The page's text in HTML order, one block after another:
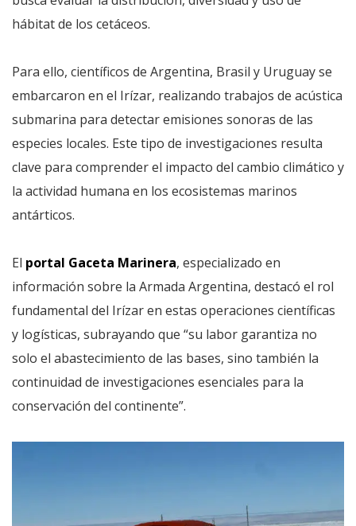
hábitat de los cetáceos.
Para ello, científicos de Argentina, Brasil y Uruguay se
embarcaron en el Irízar, realizando trabajos de acústica
submarina para detectar emisiones sonoras de las
especies locales. Este tipo de investigaciones resulta
clave para comprender el impacto del cambio climático y
la actividad humana en los ecosistemas marinos
antárticos.
El portal Gaceta Marinera, especializado en
información sobre la Armada Argentina, destacó el rol
fundamental del Irízar en estas operaciones científicas
y logísticas, subrayando que “su labor garantiza no
solo el abastecimiento de las bases, sino también la
continuidad de investigaciones esenciales para la
conservación del continente”.